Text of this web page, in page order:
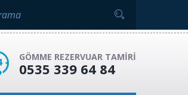
GÖMME REZERVUAR TAMIRI
0535 339 64 84